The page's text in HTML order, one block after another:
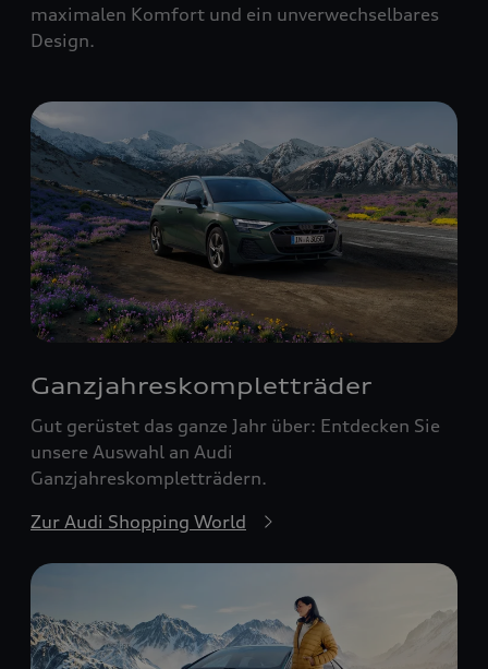
maximalen Komfort und ein unverwechselbares
Design.
Ganzjahreskomplett­räder
Gut gerüstet das ganze Jahr über: Entdecken Sie
unsere Auswahl an Audi
Ganzjahreskompletträdern.
Zur Audi Shopping World